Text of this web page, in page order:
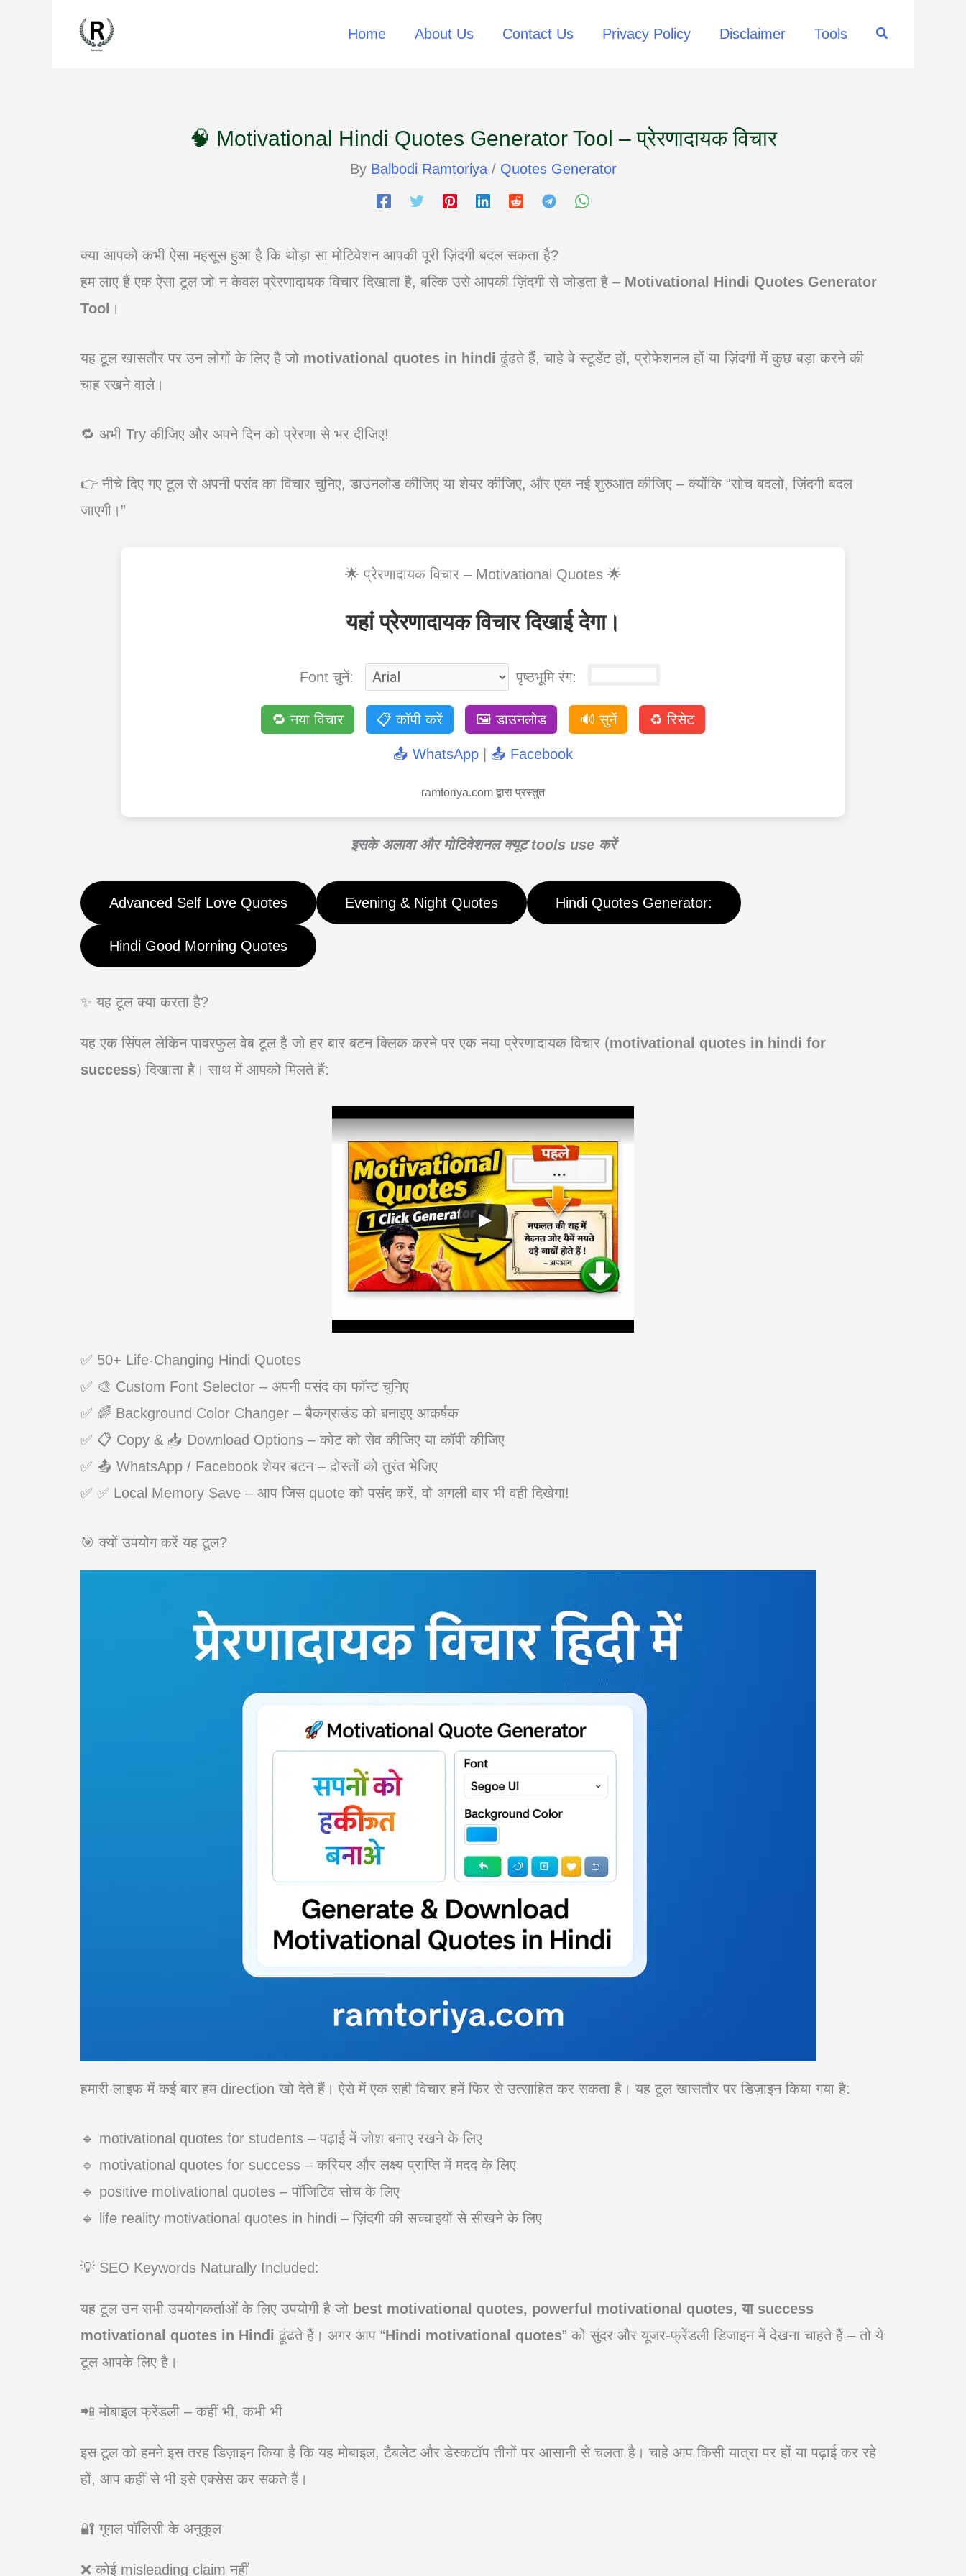
Home About Us Contact Us Privacy Policy Disclaimer Tools Search
🧠 Motivational Hindi Quotes Generator Tool – प्रेरणादायक विचार
By Balbodi Ramtoriya / Quotes Generator
क्या आपको कभी ऐसा महसूस हुआ है कि थोड़ा सा मोटिवेशन आपकी पूरी ज़िंदगी बदल सकता है?
हम लाए हैं एक ऐसा टूल जो न केवल प्रेरणादायक विचार दिखाता है, बल्कि उसे आपकी ज़िंदगी से जोड़ता है – Motivational Hindi Quotes Generator
Tool ।
यह टूल खासतौर पर उन लोगों के लिए है जो motivational quotes in hindi ढूंढते हैं, चाहे वे स्टूडेंट हों, प्रोफेशनल हों या ज़िंदगी में कुछ बड़ा करने की
चाह रखने वाले।
🔁 अभी Try कीजिए और अपने दिन को प्रेरणा से भर दीजिए!
👉 नीचे दिए गए टूल से अपनी पसंद का विचार चुनिए, डाउनलोड कीजिए या शेयर कीजिए, और एक नई शुरुआत कीजिए – क्योंकि “सोच बदलो, ज़िंदगी बदल
जाएगी।”
🌟 प्रेरणादायक विचार – Motivational Quotes 🌟
यहां प्रेरणादायक विचार दिखाई देगा।
Font चुनें: पृष्ठभूमि रंग:
🔁 नया विचार 📋 कॉपी करें 🖼️ डाउनलोड 🔊 सुनें ♻️ रिसेट
📤 WhatsApp 📤 Facebook
ramtoriya.com द्वारा प्रस्तुत
इसके अलावा और मोटिवेशनल क्यूट tools use करें
Advanced Self Love Quotes Evening & Night Quotes Hindi Quotes Generator:
Hindi Good Morning Quotes
✨ यह टूल क्या करता है?
यह एक सिंपल लेकिन पावरफुल वेब टूल है जो हर बार बटन क्लिक करने पर एक नया प्रेरणादायक विचार (motivational quotes in hindi for
success) दिखाता है। साथ में आपको मिलते हैं:
✅ 50+ Life-Changing Hindi Quotes
✅ 🎨 Custom Font Selector – अपनी पसंद का फॉन्ट चुनिए
✅ 🌈 Background Color Changer – बैकग्राउंड को बनाइए आकर्षक
✅ 📋 Copy & 📥 Download Options – कोट को सेव कीजिए या कॉपी कीजिए
✅ 📤 WhatsApp / Facebook शेयर बटन – दोस्तों को तुरंत भेजिए
✅ ✅ Local Memory Save – आप जिस quote को पसंद करें, वो अगली बार भी वही दिखेगा!
🎯 क्यों उपयोग करें यह टूल?
हमारी लाइफ में कई बार हम direction खो देते हैं। ऐसे में एक सही विचार हमें फिर से उत्साहित कर सकता है। यह टूल खासतौर पर डिज़ाइन किया गया है:
🔹 motivational quotes for students – पढ़ाई में जोश बनाए रखने के लिए
🔹 motivational quotes for success – करियर और लक्ष्य प्राप्ति में मदद के लिए
🔹 positive motivational quotes – पॉजिटिव सोच के लिए
🔹 life reality motivational quotes in hindi – ज़िंदगी की सच्चाइयों से सीखने के लिए
💡 SEO Keywords Naturally Included:
यह टूल उन सभी उपयोगकर्ताओं के लिए उपयोगी है जो best motivational quotes, powerful motivational quotes, या success
motivational quotes in Hindiढूंढते हैं। अगर आप “Hindi motivational quotes” को सुंदर और यूजर-फ्रेंडली डिजाइन में देखना चाहते हैं – तो ये
टूल आपके लिए है।
📲 मोबाइल फ्रेंडली – कहीं भी, कभी भी
इस टूल को हमने इस तरह डिज़ाइन किया है कि यह मोबाइल, टैबलेट और डेस्कटॉप तीनों पर आसानी से चलता है। चाहे आप किसी यात्रा पर हों या पढ़ाई कर रहे
हों, आप कहीं से भी इसे एक्सेस कर सकते हैं।
🔐 गूगल पॉलिसी के अनुकूल
❌ कोई misleading claim नहीं